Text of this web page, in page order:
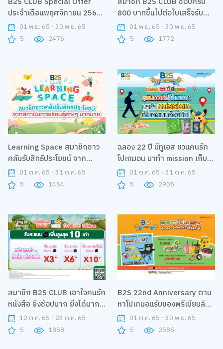
ประจำเดือนพฤศจิกายน 2565
ส่วนลดสูงสุด 55%
01 พ.ย. 65 - 30 พ.ย. 65
5
2476
800 บาทขึ้นไปต่อใบเสร็จรับ
คะแนน The 1 X2
01 พ.ย. 65 - 30 พ.ย. 65
5
1772
Learning Space สมาชิกชาว
คลับรับสิทธิประโยชน์ จาก
สถาบันการเรียนรู้ต่างๆ
มากมาย
01 ต.ค. 65 - 31 ต.ค. 65
5
1454
ฉลอง 22 ปี บีทูเอส ชวนคนรัก
โปเกมอน มาทำ mission เก็บ
คะแนนด้วยกัน!
01 ต.ค. 65 - 31 ต.ค. 65
5
2905
สมาชิก B2S CLUB เอาใจคนรัก
หนังสือ ยิ่งช้อปมาก ยิ่งได้มาก
รับคะแนน The 1 เพิ่มสูงสุด 10
เท่า
12 ต.ค. 65 - 23 ต.ค. 65
5
1858
B2S 22nd Anniversary ตาม
หาโปเกมอนรับของพรีเมียมลิข
สิทธ์สุดคิ้วท์
01 ต.ค. 65 - 30 พ.ย. 65
5
2585